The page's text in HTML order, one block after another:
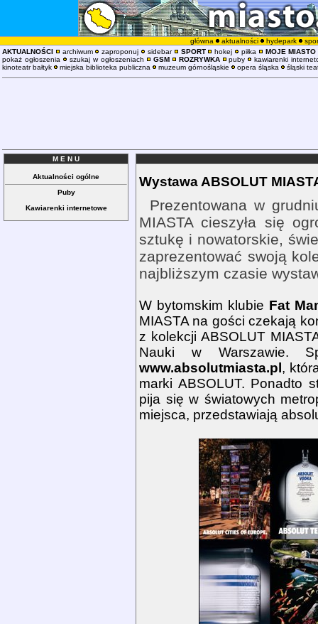
główna aktualności hydepark
AKTUALNOŚCI
archiwum zaproponuj sidebar SPORT hokej piłka
MOJE MIASTO
pokaż ogłoszenia
szukaj w ogłoszeniach GSM ROZRYWKA puby
kawiarenki
kinoteatr bałtyk
miejska biblioteka publiczna muzeum górnośląskie opera śląska śląski
M E N U
Aktualności ogólne
Puby
Kawiarenki internetowe
Wystawa ABSOLUT
Prezentowana w
MIASTA cieszyła się
sztukę i nowatorskie,
zaprezentować swoją
najbliższym czasie
W bytomskim klubie Fat
MIASTA na gości czekają
z kolekcji ABSOLUT
Nauki w Warszawie.
www.absolutmiasta.pl ,
marki ABSOLUT. Ponadto
pija się w światowych
miejsca, przedstawiają